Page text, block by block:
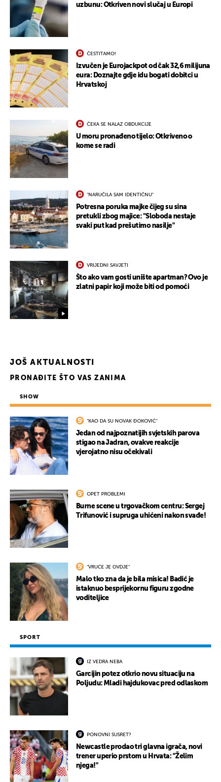
uzbunu: Otkriven novi slučaj u Europi
ČESTITAMO!
Izvučen je Eurojackpot od čak 32,6 milijuna
eura: Doznajte gdje idu bogati dobitci u
Hrvatskoj
ČEKA SE NALAZ OBDUKCIJE
U moru pronađeno tijelo: Otkriveno o
kome se radi
"NARUČILA SAM IDENTIČNU"
Potresna poruka majke čijeg su sina
pretukli zbog majice: "Sloboda nestaje
svaki put kad prešutimo nasilje"
VRIJEDNI SAVJETI
Što ako vam gosti unište apartman? Ovo je
zlatni papir koji može biti od pomoći
JOŠ AKTUALNOSTI
PRONAĐITE ŠTO VAS ZANIMA
SHOW
"KAO DA SU NOVAK ĐOKOVIĆ"
Jedan od najpoznatijih svjetskih parova
stigao na Jadran, ovakve reakcije
vjerojatno nisu očekivali
OPET PROBLEMI
Burne scene u trgovačkom centru: Sergej
Trifunović i supruga uhićeni nakon svađe!
"VRUĆE JE OVDJE"
Malo tko zna da je bila misica! Badić je
istaknuo besprijekornu figuru zgodne
voditeljice
SPORT
IZ VEDRA NEBA
Garcijin potez otkrio novu situaciju na
Poljudu: Mladi hajdukovac pred odlaskom
PONOVNI SUSRET?
Newcastle prodao tri glavna igrača, novi
trener uperio prstom u Hrvata: "Želim
njega!"
UKLJUČITE NOTIFIKACIJE